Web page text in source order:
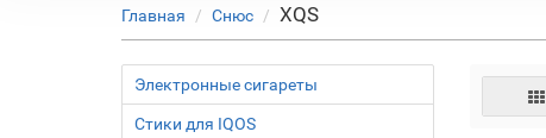
Главная Снюс XQS
Электронные сигареты
Стики для IQOS